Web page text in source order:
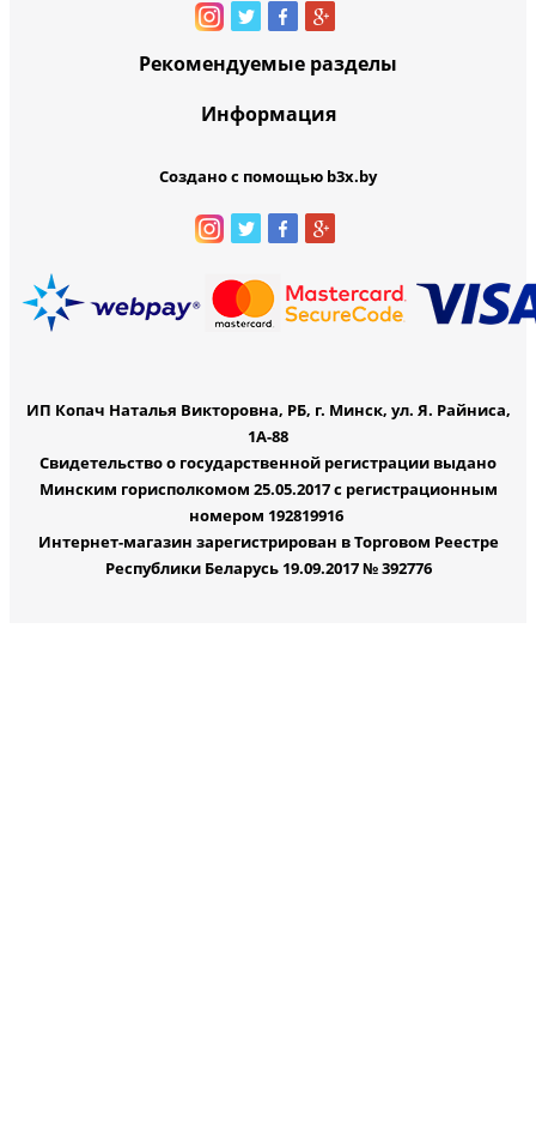
Рекомендуемые разделы
Информация
Создано с помощью b3x.by
ИП Копач Наталья Викторовна, РБ, г. Минск, ул. Я. Райниса,
1А-88
Свидетельство о государственной регистрации выдано
Минским горисполкомом 25.05.2017 с регистрационным
номером 192819916
Интернет-магазин зарегистрирован в Торговом Реестре
Республики Беларусь 19.09.2017 № 392776